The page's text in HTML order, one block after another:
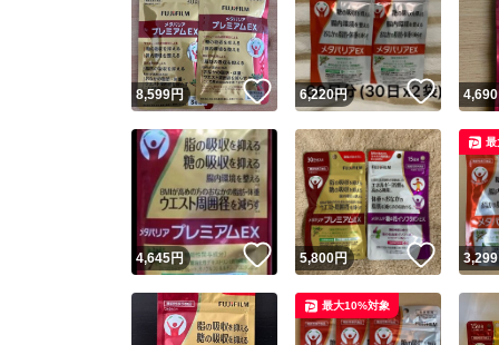
8,599円 いいね！
6,220円 いいね
4,690
4,645円 いいね！
5,800円 いいね
3,299
最
最大10%対象